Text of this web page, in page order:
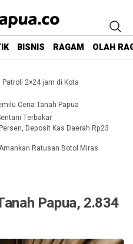
BISNIS RAGAM OLAH
2×24 jam di Kota
Ceria Tanah Papua
Terbakar
Deposit Kas Daerah Rp23
Ratusan Botol Miras
Papua, 2.834